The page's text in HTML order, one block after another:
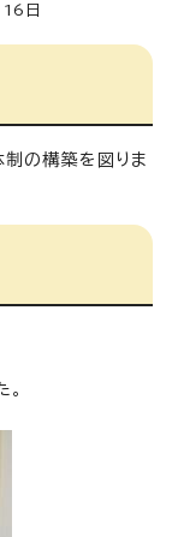
16 日
の構築を図りま